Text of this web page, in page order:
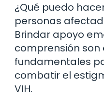
¿Qué puedo
personas
Brindar apoyo
comprensión son
fundamentales
combatir el
VIH.